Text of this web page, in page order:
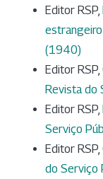
Editor RSP,
estrangeiro
(1940)
Editor RSP,
Revista do
Editor RSP,
Serviço
Editor RSP,
do Serviço